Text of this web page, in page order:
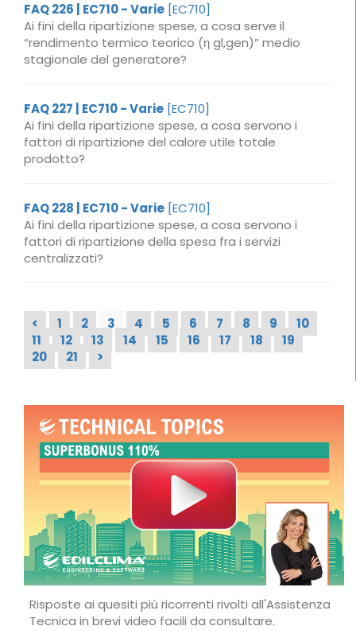
FAQ 226 | EC710 - Varie [EC710]
Ai fini della ripartizione spese, a cosa serve il
“rendimento termico teorico (η gl,gen)” medio
stagionale del generatore?
FAQ 227 | EC710 - Varie [EC710]
Ai fini della ripartizione spese, a cosa servono i
fattori di ripartizione del calore utile totale
prodotto?
FAQ 228 | EC710 - Varie [EC710]
Ai fini della ripartizione spese, a cosa servono i
fattori di ripartizione della spesa fra i servizi
centralizzati?
< 1 2 3 4 5 6 7 8 9
10
11
12 13 14 15 16 17 18
19
20
21 >
Risposte ai quesiti più ricorrenti rivolti all'Assistenza
Tecnica in brevi video facili da consultare.